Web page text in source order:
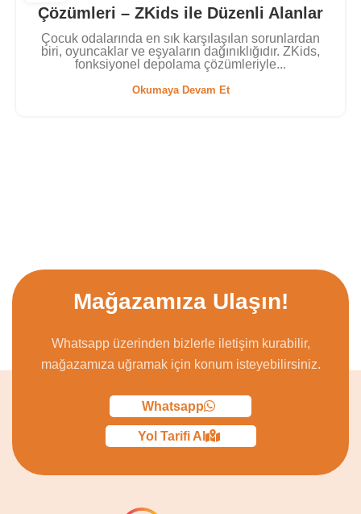
Çözümleri – ZKids ile Düzenli Alanlar
Çocuk odalarında en sık karşılaşılan sorunlardan
biri, oyuncaklar ve eşyaların dağınıklığıdır. ZKids,
fonksiyonel depolama çözümleriyle...
Okumaya Devam Et
Mağazamıza Ulaşın!
Whatsapp üzerinden bizlerle iletişim kurabilir,
mağazamıza uğramak için konum isteyebilirsiniz.
Whatsapp
Yol Tarifi Al